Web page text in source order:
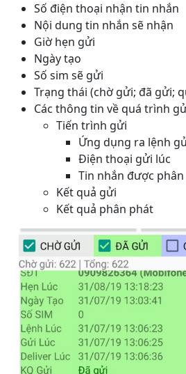
Số điện thoại nhận tin nhắn
Nội dung tin nhắn sẽ nhận
Giờ hẹn gửi
Ngày tạo
Số sim sẽ gửi
Trạng thái (chờ gửi; đã gửi;
Các thông tin về quá trình
Tiến trình gửi
Ứng dụng ra lệnh
Điện thoại gửi lúc
Tin nhắn được
Kết quả gửi
Kết quả phân phát